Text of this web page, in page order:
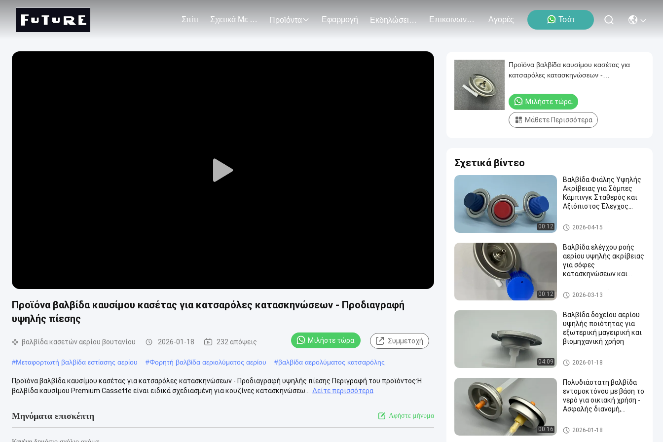
Σπίτι Σχετικά Με Εμάς Προϊόντα Εφαρμογή Εκδηλώσεις Επικοινωνήστε Μαζί Μας Αγορές Τσάτ
Play
Προϊόνα βαλβίδα καυσίμου κασέτας για κατσαρόλες κατασκηνώσεων - Προδιαγραφή
υψηλής πίεσης
βαλβίδα κασετών αερίου βουτανίου 2026-01-18 232 απόψεις Μιλήστε τώρα. Συμμετοχή
#Μεταφορτωτή βαλβίδα εστίασης αερίου #Φορητή βαλβίδα αεριολύματος αερίου #βαλβίδα αερολύματος κατσαρόλης
Προϊόνα βαλβίδα καυσίμου κασέτας για κατσαρόλες κατασκηνώσεων - Προδιαγραφή υψηλής πίεσης Περιγραφή του προϊόντος:Η
βαλβίδα καυσίμου Premium Cassette είναι ειδικά σχεδιασμένη για κουζίνες κατασκηνώσεω...
Δείτε περισσότερα
Μηνύματα επισκέπτη Αφήστε μήνυμα
Προϊόνα βαλβίδα καυσίμου κασέτας για
κατσαρόλες κατασκηνώσεων -
Μιλήστε τώρα.
Μάθετε Περισσότερα
Σχετικά βίντεο
00:12
Βαλβίδα Φιάλης Υψηλής
Ακρίβειας για Σόμπες
Κάμπινγκ Σταθερός και
Αξιόπιστος Έλεγχος
βαλβίδα κασετών αερίου βο
υτανίου
2026-04-15
00:12
Βαλβίδα ελέγχου ροής
αερίου υψηλής ακρίβειας
για σόφες
κατασκηνώσεων και
βαλβίδα κασετών αερίου βο
υτανίου
2026-03-13
04:09
Βαλβίδα δοχείου αερίου
υψηλής ποιότητας για
εξωτερική μαγειρική και
βιομηχανική χρήση
βαλβίδα κασετών αερίου βο
υτανίου
2026-01-18
00:16
Πολυδιάστατη βαλβίδα
εντομοκτόνου με βάση το
νερό για οικιακή χρήση -
Ασφαλής διανομή,
water alcohol based insecticid
e valve
2026-01-18